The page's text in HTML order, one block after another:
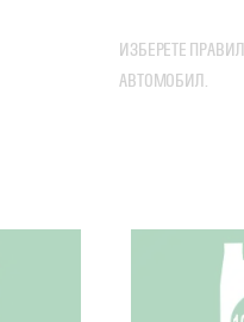
ИЗБЕРЕТЕ
АВТОМОБИЛ.